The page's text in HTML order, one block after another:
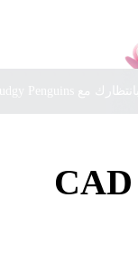
بانتظارك مع Pudgy Penguins